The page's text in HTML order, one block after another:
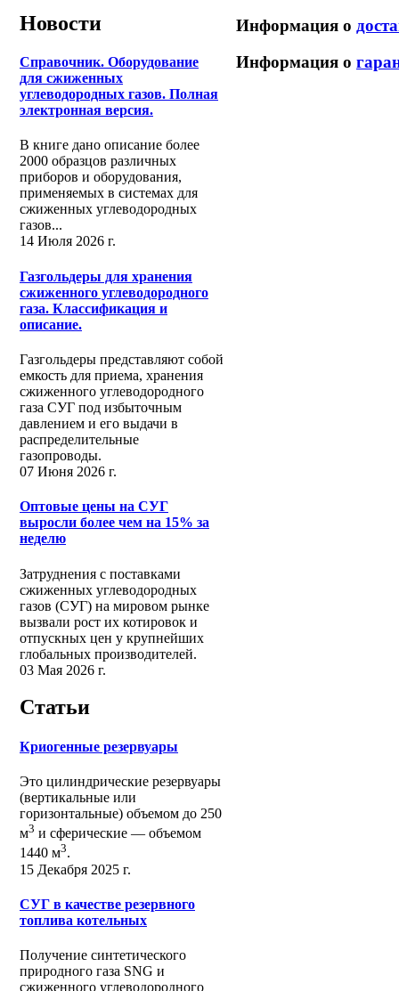
Новости
Справочник. Оборудование
для сжиженных
углеводородных газов. Полная
электронная версия.
В книге дано описание более
2000 образцов различных
приборов и оборудования,
применяемых в системах для
сжиженных углеводородных
газов...
14 Июля 2026 г.
Газгольдеры для хранения
сжиженного углеводородного
газа. Классификация и
описание.
Газгольдеры представляют собой
емкость для приема, хранения
сжиженного углеводородного
газа СУГ под избыточным
давлением и его выдачи в
распределительные
газопроводы.
07 Июня 2026 г.
Оптовые цены на СУГ
выросли более чем на 15% за
неделю
Затруднения с поставками
сжиженных углеводородных
газов (СУГ) на мировом рынке
вызвали рост их котировок и
отпускных цен у крупнейших
глобальных производителей.
03 Мая 2026 г.
Статьи
Криогенные резервуары
Это цилиндрические резервуары
(вертикальные или
горизонтальные) объемом до 250
м3 и сферические ― объемом
1440 м3.
15 Декабря 2025 г.
СУГ в качестве резервного
топлива котельных
Получение синтетического
природного газа SNG и
сжиженного углеводородного
Информация о
Информация о